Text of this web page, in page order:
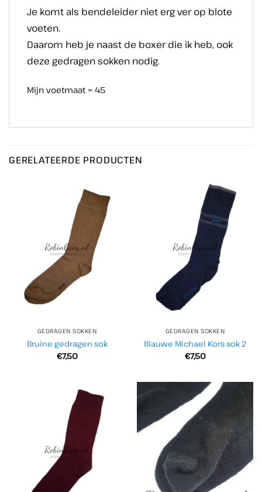
Je komt als bendeleider niet erg ver op blote
voeten.
Daarom heb je naast de boxer die ik heb, ook
deze gedragen sokken nodig.
Mijn voetmaat = 45
GERELATEERDE PRODUCTEN
GEDRAGEN SOKKEN
Bruine gedragen sok
€7,50
GEDRAGEN SOKKEN
Blauwe Michael Kors sok 2
€7,50